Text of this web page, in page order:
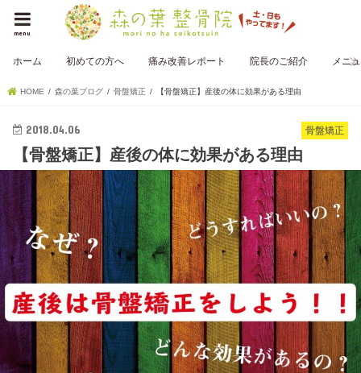
menu
ホーム 初めての方へ 痛み改善レポート 院長のご紹介 メニ
HOME 森の葉ブログ 骨盤矯正 【骨盤矯正】産後の体に効果がある理由
骨盤矯正
2018.04.06
【骨盤矯正】産後の体に効果がある理由